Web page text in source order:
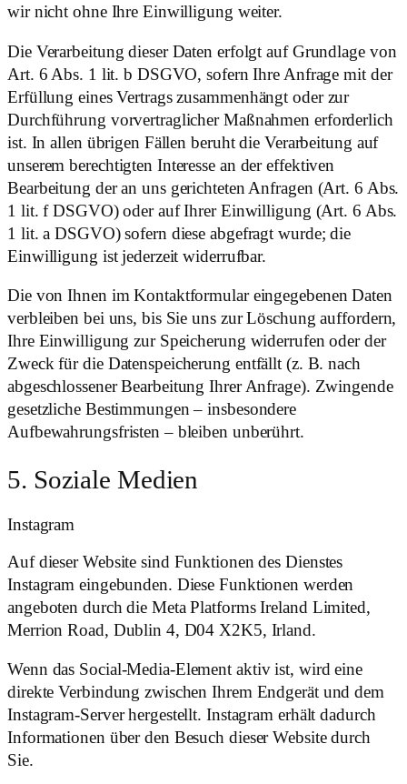
wir nicht ohne Ihre Einwilligung weiter.
Die Verarbeitung dieser Daten erfolgt auf Grundlage von
Art. 6 Abs. 1 lit. b DSGVO, sofern Ihre Anfrage mit der
Erfüllung eines Vertrags zusammenhängt oder zur
Durchführung vorvertraglicher Maßnahmen erforderlich
ist. In allen übrigen Fällen beruht die Verarbeitung auf
unserem berechtigten Interesse an der effektiven
Bearbeitung der an uns gerichteten Anfragen (Art. 6 Abs.
1 lit. f DSGVO) oder auf Ihrer Einwilligung (Art. 6 Abs.
1 lit. a DSGVO) sofern diese abgefragt wurde; die
Einwilligung ist jederzeit widerrufbar.
Die von Ihnen im Kontaktformular eingegebenen Daten
verbleiben bei uns, bis Sie uns zur Löschung auffordern,
Ihre Einwilligung zur Speicherung widerrufen oder der
Zweck für die Datenspeicherung entfällt (z. B. nach
abgeschlossener Bearbeitung Ihrer Anfrage). Zwingende
gesetzliche Bestimmungen – insbesondere
Aufbewahrungsfristen – bleiben unberührt.
5. Soziale Medien
Instagram
Auf dieser Website sind Funktionen des Dienstes
Instagram eingebunden. Diese Funktionen werden
angeboten durch die Meta Platforms Ireland Limited,
Merrion Road, Dublin 4, D04 X2K5, Irland.
Wenn das Social-Media-Element aktiv ist, wird eine
direkte Verbindung zwischen Ihrem Endgerät und dem
Instagram-Server hergestellt. Instagram erhält dadurch
Informationen über den Besuch dieser Website durch
Sie.